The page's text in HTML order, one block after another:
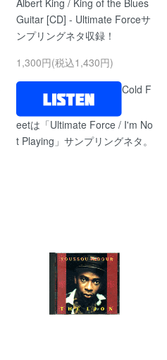
Albert King / King of the Blues
Guitar [CD] - Ultimate Forceサ
ンプリングネタ収録！
1,300円(税込1,430円)
Cold F
eetは「Ultimate Force / I'm No
t Playing」サンプリングネタ。